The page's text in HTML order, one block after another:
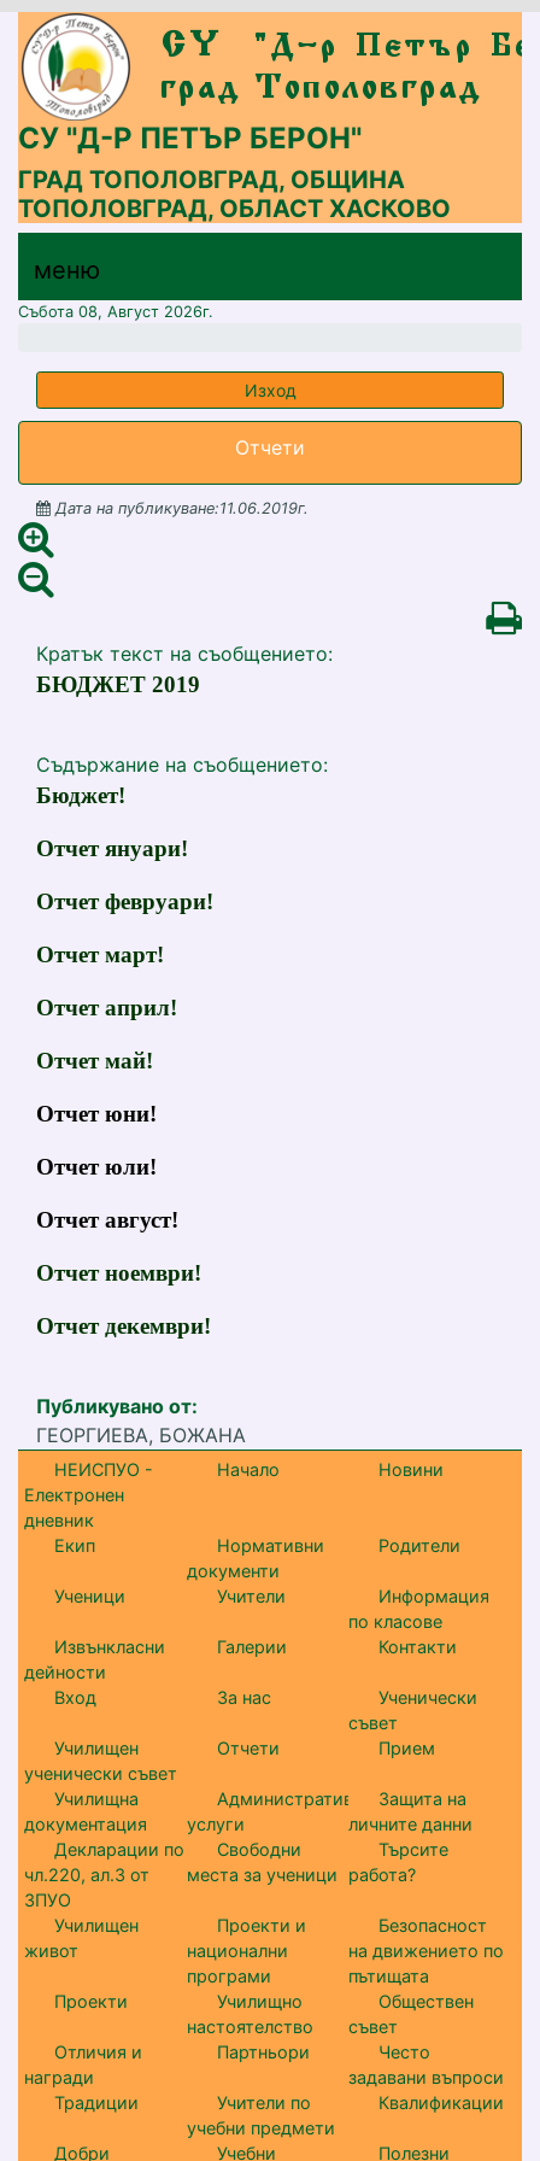
СУ "Д-Р ПЕТЪР БЕРОН"
ГРАД ТОПОЛОВГРАД, ОБЩИНА
ТОПОЛОВГРАД, ОБЛАСТ ХАСКОВО
меню горно
меню
меню
Събота 08, Август 2026г.
Изход
Отчети
Дата на публикуване:11.06.2019г.
Кратък текст на съобщението:
БЮДЖЕТ 2019
Съдържание на съобщението:
Бюджет!
Отчет януари!
Отчет февруари!
Отчет март!
Отчет април!
Отчет май!
Отчет юни!
Отчет юли!
Отчет август!
Отчет ноември!
Отчет декември!
Публикувано от:
ГЕОРГИЕВА, БОЖАНА
НЕИСПУО -
Електронен
дневник
Начало Новини
Екип
Нормативни
документи
Родители
Ученици Учители
Информация
по класове
Извънкласни
дейности
Галерии Контакти
Вход За нас
Ученически
съвет
Училищен
ученически съвет
Отчети Прием
Училищна
документация
Административни
услуги
Защита на
личните данни
Декларации по
чл.220, ал.3 от
ЗПУО
Свободни
места за ученици
Търсите
работа?
Училищен
живот
Проекти и
национални
програми
Безопасност
на движението по
пътищата
Проекти
Училищно
настоятелство
Обществен
съвет
Отличия и
награди
Партньори
Често
задавани въпроси
Традиции
Учители по
учебни предмети
Квалификации
Добри Учебни Полезни